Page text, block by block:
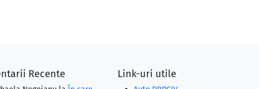
Recente Link-uri utile